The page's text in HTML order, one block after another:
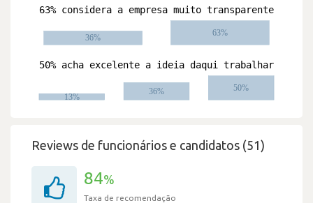
Reviews de funcionários e candidatos (51)
84%
Taxa de recomendação